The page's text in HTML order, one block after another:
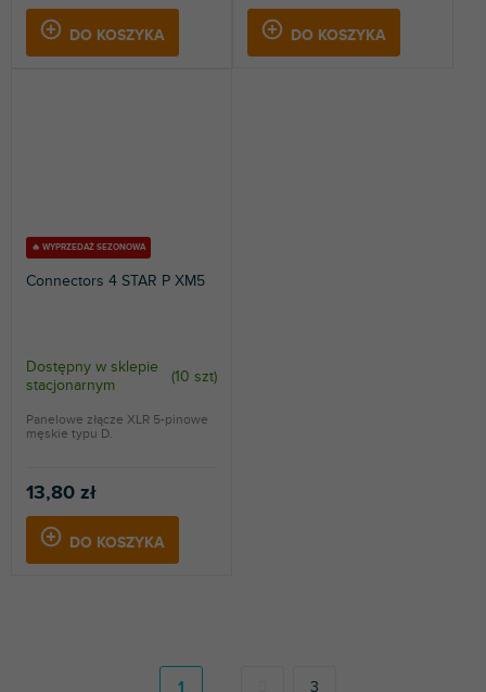
DO KOSZYKA DO KOSZYKA
🔥 WYPRZEDAŻ SEZONOWA
Connectors 4 STAR P XM5
Dostępny w sklepie
stacjonarnym
(10 szt)
13,80 zł
DO KOSZYKA
Panelowe złącze XLR 5-pinowe
męskie typu D.
1 3